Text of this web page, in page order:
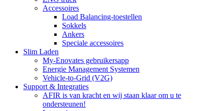
Accessoires
Load Balancing-toestellen
Sokkels
Ankers
Speciale accessoires
Slim Laden
My-Enovates gebruikersapp
Energie Management Systemen
Vehicle-to-Grid (V2G)
Support & Integraties
AFIR is van kracht en wij staan klaar om u te
ondersteunen!